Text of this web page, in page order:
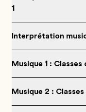
1
Interprétation
Musique 1 : Classes
Musique 2 :